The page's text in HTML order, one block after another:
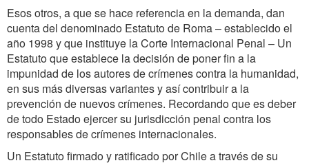
Esos otros, a que se hace referencia en la demanda, dan
cuenta del denominado Estatuto de Roma – establecido el
año 1998 y que instituye la Corte Internacional Penal – Un
Estatuto que establece la decisión de poner fin a la
impunidad de los autores de crímenes contra la humanidad,
en sus más diversas variantes y así contribuir a la
prevención de nuevos crímenes. Recordando que es deber
de todo Estado ejercer su jurisdicción penal contra los
responsables de crímenes internacionales.
Un Estatuto firmado y ratificado por Chile a través de su